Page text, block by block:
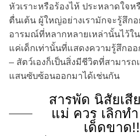
หัวเราะหรือร้องไห้ ประหลาดใจห
ตื่นเต้น ผู้ใหญ่อย่างเรามักจะรู้สึก
อารมณ์ที่หลากหลายเหล่านั้นไว้ใ
แค่เด็กเท่านั้นที่แสดงความรู้สึกอ
– สัตว์เองก็เป็นสิ่งมีชีวิตที่สามาร
แสนซับซ้อนออกมาได้เช่นกัน
สารพัด นิสัยเสี
แม่ ควร เลิกท
เด็ดขาด!!